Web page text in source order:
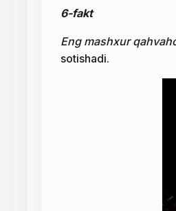
6-fakt
Eng mashxur
sotishadi.